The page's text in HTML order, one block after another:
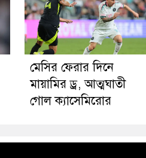
মেসির ফেরার দিনে
মায়ামির ড্র, আত্মঘাতী
গোল ক্যাসেমিরোর